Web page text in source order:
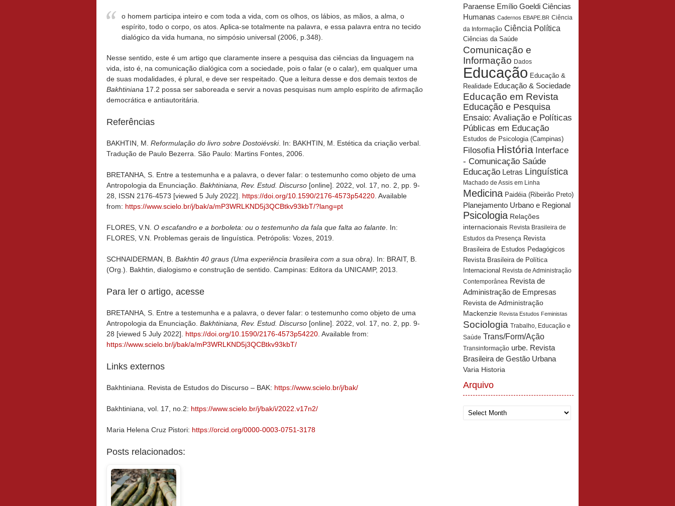
o homem participa inteiro e com toda a vida, com os olhos, os lábios, as mãos, a alma, o
espírito, todo o corpo, os atos. Aplica-se totalmente na palavra, e essa palavra entra no tecido
dialógico da vida humana, no simpósio universal (2006, p.348).
Nesse sentido, este é um artigo que claramente insere a pesquisa das ciências da linguagem na
vida, isto é, na comunicação dialógica com a sociedade, pois o falar (e o calar), em qualquer uma
de suas modalidades, é plural, e deve ser respeitado. Que a leitura desse e dos demais textos de
Bakhtiniana 17.2 possa ser saboreada e servir a novas pesquisas num amplo espírito de afirmação
democrática e antiautoritária.
Referências
BAKHTIN, M. Reformulação do livro sobre Dostoiévski. In: BAKHTIN, M. Estética da criação verbal.
Tradução de Paulo Bezerra. São Paulo: Martins Fontes, 2006.
BRETANHA, S. Entre a testemunha e a palavra, o dever falar: o testemunho como objeto de uma
Antropologia da Enunciação. Bakhtiniana, Rev. Estud. Discurso [online]. 2022, vol. 17, no. 2, pp. 9-
28, ISSN 2176-4573 [viewed 5 July 2022]. https://doi.org/10.1590/2176-4573p54220 . Available
from: https://www.scielo.br/j/bak/a/mP3WRLKND5j3QCBtkv93kbT/?lang=pt
FLORES, V.N. O escafandro e a borboleta: ou o testemunho da fala que falta ao falante . In:
FLORES, V.N. Problemas gerais de linguística. Petrópolis: Vozes, 2019.
SCHNAIDERMAN, B. Bakhtin 40 graus (Uma experiência brasileira com a sua obra) . In: BRAIT, B.
(Org.). Bakhtin, dialogismo e construção de sentido. Campinas: Editora da UNICAMP, 2013.
Para ler o artigo, acesse
BRETANHA, S. Entre a testemunha e a palavra, o dever falar: o testemunho como objeto de uma
Antropologia da Enunciação. Bakhtiniana, Rev. Estud. Discurso [online]. 2022, vol. 17, no. 2, pp. 9-
28 [viewed 5 July 2022]. https://doi.org/10.1590/2176-4573p54220 . Available from:
https://www.scielo.br/j/bak/a/mP3WRLKND5j3QCBtkv93kbT/
Links externos
Bakhtiniana. Revista de Estudos do Discurso – BAK: https://www.scielo.br/j/bak/
Bakhtiniana, vol. 17, no.2: https://www.scielo.br/j/bak/i/2022.v17n2/
Maria Helena Cruz Pistori: https://orcid.org/0000-0003-0751-3178
Posts relacionados:
Paraense Emílio Goeldi Ciências
Humanas Cadernos EBAPE.BR Ciência
da Informação Ciência Política
Ciências da Saúde
Comunicação e
Informação Dados
Educação Educação &
Realidade Educação & Sociedade
Educação em Revista
Educação e Pesquisa
Ensaio: Avaliação e Políticas
Públicas em Educação
Estudos de Psicologia (Campinas)
Filosofia História Interface
- Comunicação Saúde
Educação Letras Linguística
Machado de Assis em Linha
Medicina Paidéia (Ribeirão Preto)
Planejamento Urbano e Regional
Psicologia Relações
internacionais Revista Brasileira de
Estudos da Presença Revista
Brasileira de Estudos Pedagógicos
Revista Brasileira de Política
Internacional Revista de Administração
Contemporânea Revista de
Administração de Empresas
Revista de Administração
Mackenzie Revista Estudos Feministas
Sociologia Trabalho, Educação e
Saúde Trans/Form/Ação
Transinformação urbe. Revista
Brasileira de Gestão Urbana
Varia Historia
Arquivo
Arquivo